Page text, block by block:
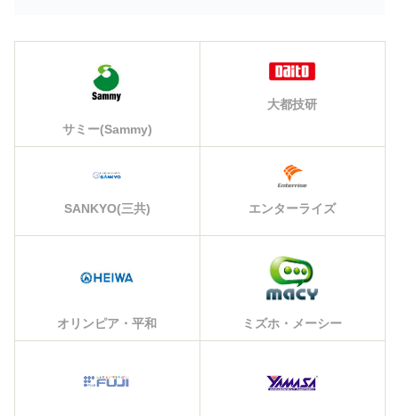
サミー(Sammy)
大都技研
SANKYO(三共) エンターライズ
オリンピア・平和 ミズホ・メーシー